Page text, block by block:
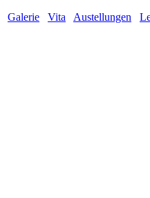
Galerie Vita Austellungen